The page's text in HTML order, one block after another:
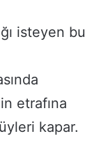
isteyen bu
etrafına
kapar.